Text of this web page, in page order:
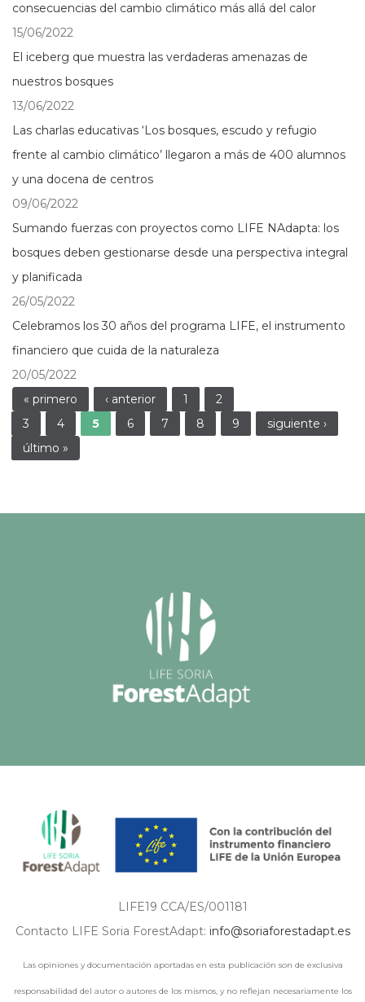
consecuencias del cambio climático más allá del calor
15/06/2022
El iceberg que muestra las verdaderas amenazas de
nuestros bosques
13/06/2022
Las charlas educativas ‘Los bosques, escudo y refugio
frente al cambio climático’ llegaron a más de 400 alumnos
y una docena de centros
09/06/2022
Sumando fuerzas con proyectos como LIFE NAdapta: los
bosques deben gestionarse desde una perspectiva integral
y planificada
26/05/2022
Celebramos los 30 años del programa LIFE, el instrumento
financiero que cuida de la naturaleza
20/05/2022
Páginas
« primero ‹ anterior 1
2
3
4 5 6 7 8 9
siguiente ›
último »
LIFE19 CCA/ES/001181
Contacto LIFE Soria ForestAdapt: info@soriaforestadapt.es
Las opiniones y documentación aportadas en esta publicación son de exclusiva
responsabilidad del autor o autores de los mismos, y no reflejan necesariamente los